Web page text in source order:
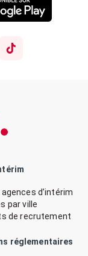
d’intérim
par ville
de recrutement
réglementaires